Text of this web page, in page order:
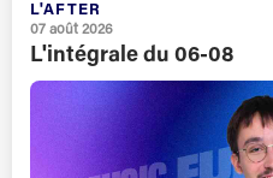
L'AFTER
07 août 2026
L'intégrale du 06-08